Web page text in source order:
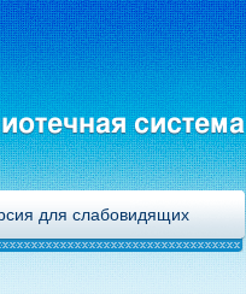
система
для слабовидящих